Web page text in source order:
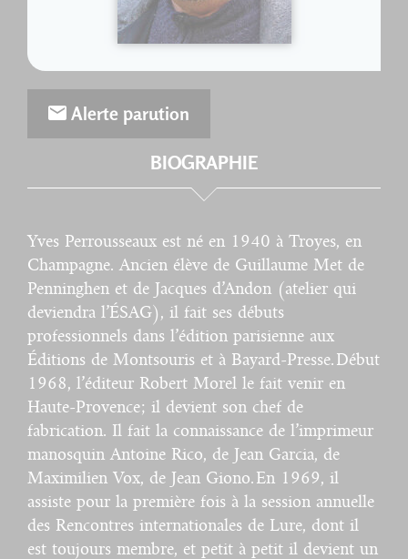
Alerte parution
BIOGRAPHIE
Yves Perrousseaux est né en 1940 à Troyes, en
Champagne. Ancien élève de Guillaume Met de
Penninghen et de Jacques d’Andon (atelier qui
deviendra l’ÉSAG), il fait ses débuts
professionnels dans l’édition parisienne aux
Éditions de Montsouris et à Bayard-Presse. Début
1968, l’éditeur Robert Morel le fait venir en
Haute-Provence ; il devient son chef de
fabrication. Il fait la connaissance de l’imprimeur
manosquin Antoine Rico, de Jean Garcia, de
Maximilien Vox, de Jean Giono. En 1969, il
assiste pour la première fois à la session annuelle
des Rencontres internationales de Lure, dont il
est toujours membre, et petit à petit il devient un